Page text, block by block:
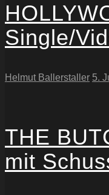
Single/
Helmut Ballerstaller 5.
THE
mit